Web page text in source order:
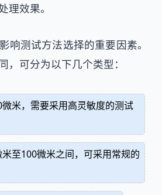
理效果。
响测试方法选择的重要因素。
，可分为以下几个类型：
米，需要采用高灵敏度的测试
至100微米之间，可采用常规的